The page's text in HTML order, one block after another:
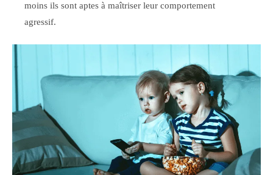
moins ils sont aptes à maîtriser leur comportement
agressif.